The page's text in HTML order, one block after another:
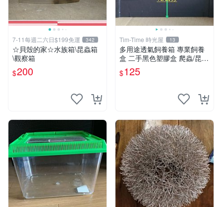
7-11每週二六日$199免運 342
☆貝殼的家☆水族箱\昆蟲箱
\觀察箱
$200
Tim-Time 時光屋 13
多用途透氣飼養箱 專業飼養
盒 二手黑色塑膠盒 爬蟲/昆
蟲/角蛙/守宮/烏龜/倉鼠/蜘蛛/
蠍子適用 PVC材質 小型寵物
$125